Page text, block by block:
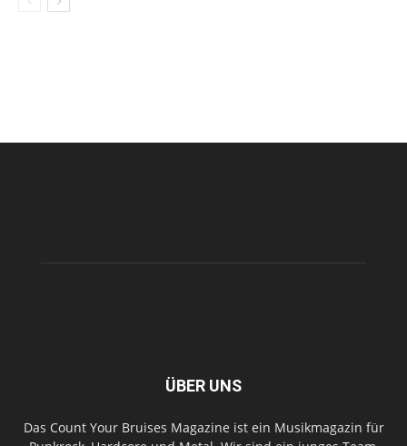
ÜBER UNS
Das Count Your Bruises Magazine ist ein Musikmagazin für